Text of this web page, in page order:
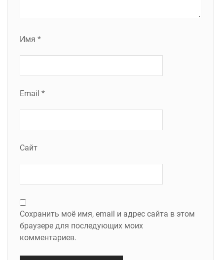
Имя *
Email *
Сайт
Сохранить моё имя, email и адрес сайта в этом
браузере для последующих моих
комментариев.